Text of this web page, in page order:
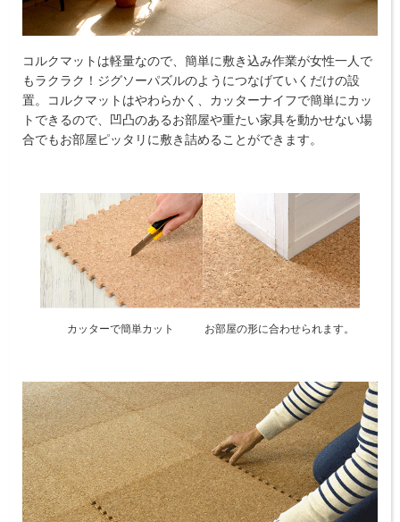
コルクマットは軽量なので、簡単に敷き込み作業が女性一人で
もラクラク！ジグソーパズルのようにつなげていくだけの設
置。コルクマットはやわらかく、カッターナイフで簡単にカッ
トできるので、凹凸のあるお部屋や重たい家具を動かせない場
合でもお部屋ピッタリに敷き詰めることができます。
カッターで簡単カット お部屋の形に合わせられます。